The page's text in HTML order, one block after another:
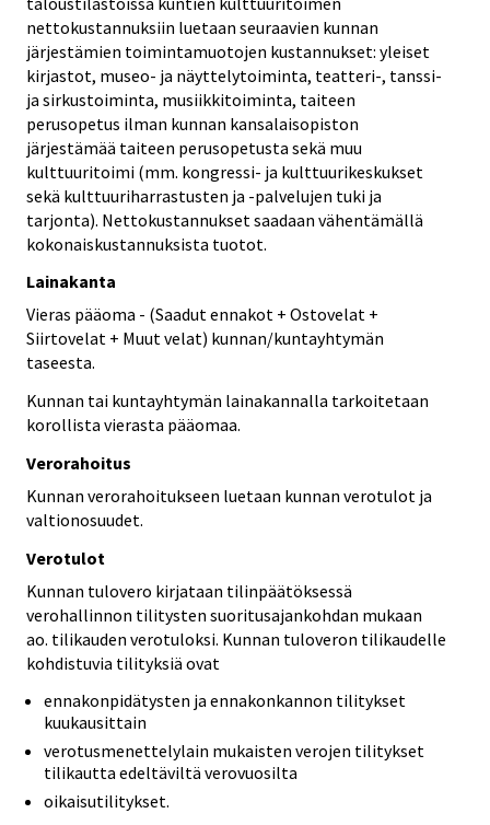
nettokustannuksiin luetaan seuraavien kunnan
järjestämien toimintamuotojen kustannukset: yleiset
kirjastot, museo- ja näyttelytoiminta, teatteri-, tanssi-
ja sirkustoiminta, musiikkitoiminta, taiteen
perusopetus ilman kunnan kansalaisopiston
järjestämää taiteen perusopetusta sekä muu
kulttuuritoimi (mm. kongressi- ja kulttuurikeskukset
sekä kulttuuriharrastusten ja -palvelujen tuki ja
tarjonta). Nettokustannukset saadaan vähentämällä
kokonaiskustannuksista tuotot.
Lainakanta
Vieras pääoma - (Saadut ennakot + Ostovelat +
Siirtovelat + Muut velat) kunnan/kuntayhtymän
taseesta.
Kunnan tai kuntayhtymän lainakannalla tarkoitetaan
korollista vierasta pääomaa.
Verorahoitus
Kunnan verorahoitukseen luetaan kunnan verotulot ja
valtionosuudet.
Verotulot
Kunnan tulovero kirjataan tilinpäätöksessä
verohallinnon tilitysten suoritusajankohdan mukaan
ao. tilikauden verotuloksi. Kunnan tuloveron tilikaudelle
kohdistuvia tilityksiä ovat
ennakonpidätysten ja ennakonkannon tilitykset
kuukausittain
verotusmenettelylain mukaisten verojen tilitykset
tilikautta edeltäviltä verovuosilta
oikaisutilitykset.